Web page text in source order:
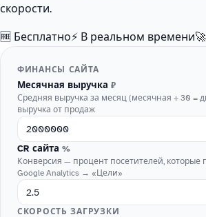
скорости.
🆓 Бесплатно⚡ В реальном времени
ФИНАНСЫ САЙТА
Месячная выручка ₽
Средняя выручка за месяц (месячная ÷ 30 =
выручка от продаж
CR сайта %
Конверсия — процент посетителей,
Google Analytics → «Цели»
СКОРОСТЬ ЗАГРУЗКИ